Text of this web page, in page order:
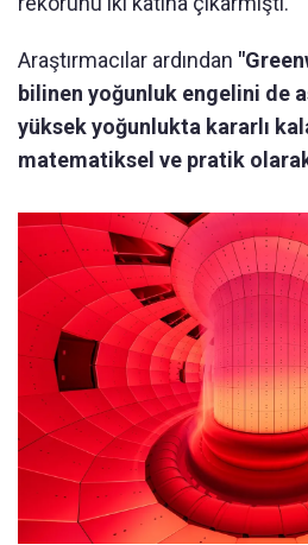
Araştırmacılar ardından
bilinen yoğunluk engelini de
yüksek yoğunlukta kararlı
matematiksel ve pratik